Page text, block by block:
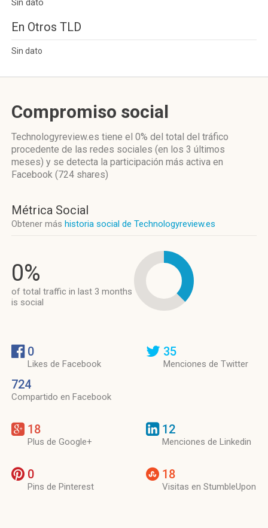
Sin dato
En Otros TLD
Sin dato
Compromiso social
Technologyreview.es tiene el 0% del total del tráfico
procedente de las redes sociales (en los 3 últimos
meses) y se detecta la participación más activa en
Facebook (724 shares)
Métrica Social
Obtener más historia social de Technologyreview.es
0%
of total traffic in last 3 months
is social
0
Likes de Facebook
724
Compartido en Facebook
35
Menciones de Twitter
18
Plus de Google+
12
Menciones de Linkedin
0
Pins de Pinterest
18
Visitas en StumbleUpon